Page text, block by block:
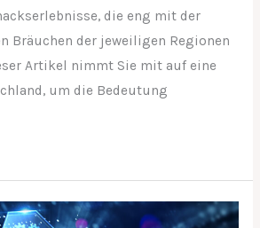
die eng mit der
Bräuchen der jeweiligen Regionen
Artikel nimmt Sie mit auf eine
um die Bedeutung